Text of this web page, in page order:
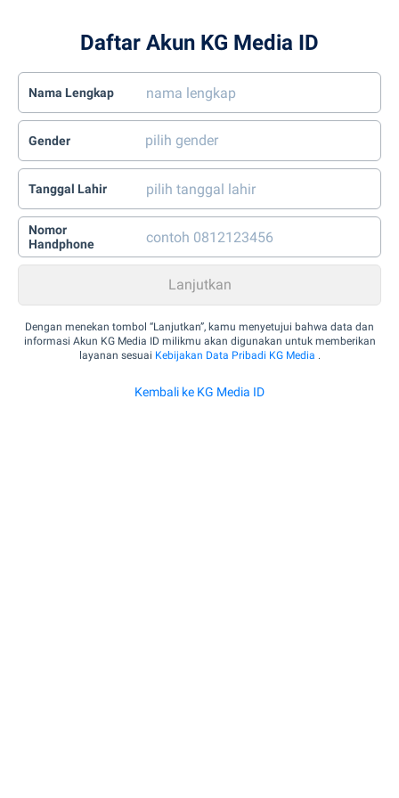
Daftar Akun KG Media ID
Nama Lengkap
Gender
Tanggal Lahir
Nomor
Handphone
Dengan menekan tombol “Lanjutkan”, kamu menyetujui bahwa data dan
informasi Akun KG Media ID milikmu akan digunakan untuk memberikan
layanan sesuai Kebijakan Data Pribadi KG Media .
Kembali ke KG Media ID